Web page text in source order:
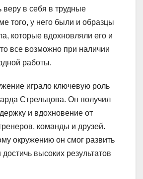
веру в себя в трудные
того, у него были и образцы
которые вдохновляли его и
все возможно при наличии
работы.
играло ключевую роль
Стрельцова. Он получил
и вдохновение от
команды и друзей.
окружению он смог развить
высоких результатов